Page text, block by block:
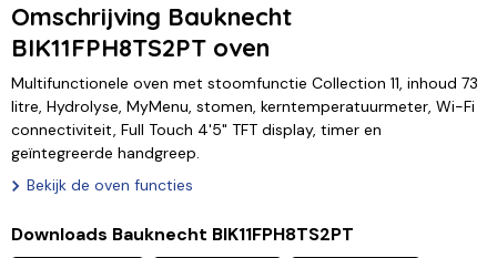
Omschrijving Bauknecht
BIK11FPH8TS2PT oven
Multifunctionele oven met stoomfunctie Collection 11, inhoud 73
litre, Hydrolyse, MyMenu, stomen, kerntemperatuurmeter, Wi-Fi
connectiviteit, Full Touch 4'5" TFT display, timer en
geïntegreerde handgreep.
Bekijk de oven functies
Downloads Bauknecht BIK11FPH8TS2PT